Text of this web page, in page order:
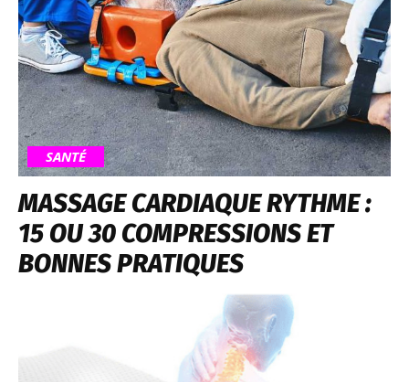
SANTÉ
MASSAGE CARDIAQUE RYTHME :
15 OU 30 COMPRESSIONS ET
BONNES PRATIQUES